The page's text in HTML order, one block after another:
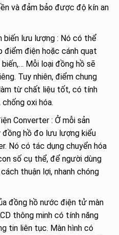
và đảm bảo được độ kín an
biến lưu lượng : Nó có thể
điện hoặc cánh quạt
Mỗi loại đồng hồ sẽ
Tuy nhiên, điểm chung
từ chất liệu tốt, có tính
oxi hóa.
Converter : Ở mỗi sản
hồ đo lưu lượng kiểu
Nó có tác dụng chuyển hóa
số cụ thể, để người dùng
thuận lợi, nhanh chóng
đồng hồ nước điện tử màn
thông minh có tính năng
tin liên tục. Màn hình có